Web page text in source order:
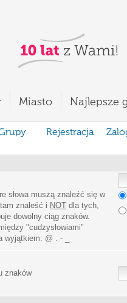
Miasto Najlepsze
Rejestracja
słowa muszą znaleźć się w
znaleść i NOT dla tych,
dowolny ciąg znaków.
"cudzysłowiami"
wyjątkiem: @ . - _
znaków